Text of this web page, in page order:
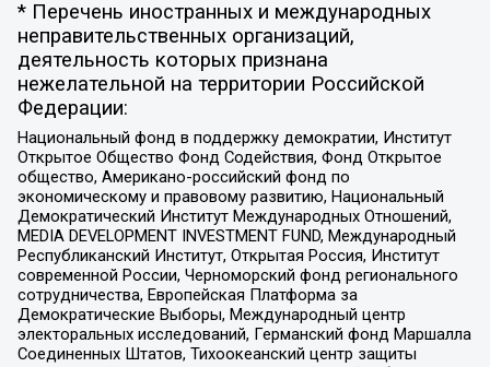
* Перечень иностранных и международных
неправительственных организаций,
деятельность которых признана
нежелательной на территории Российской
Федерации:
Национальный фонд в поддержку демократии, Институт
Открытое Общество Фонд Содействия, Фонд Открытое
общество, Американо-российский фонд по
экономическому и правовому развитию, Национальный
Демократический Институт Международных Отношений,
MEDIA DEVELOPMENT INVESTMENT FUND, Международный
Республиканский Институт, Открытая Россия, Институт
современной России, Черноморский фонд регионального
сотрудничества, Европейская Платформа за
Демократические Выборы, Международный центр
электоральных исследований, Германский фонд Маршалла
Соединенных Штатов, Тихоокеанский центр защиты